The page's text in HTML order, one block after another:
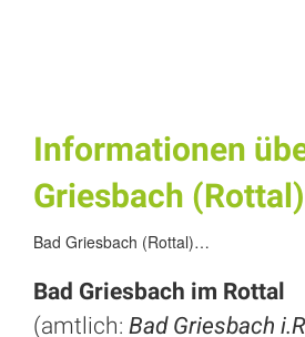
Informationen
Griesbach (Rottal)
Bad Griesbach (Rottal)…
Bad Griesbach im Rottal
(amtlich: Bad Griesbach